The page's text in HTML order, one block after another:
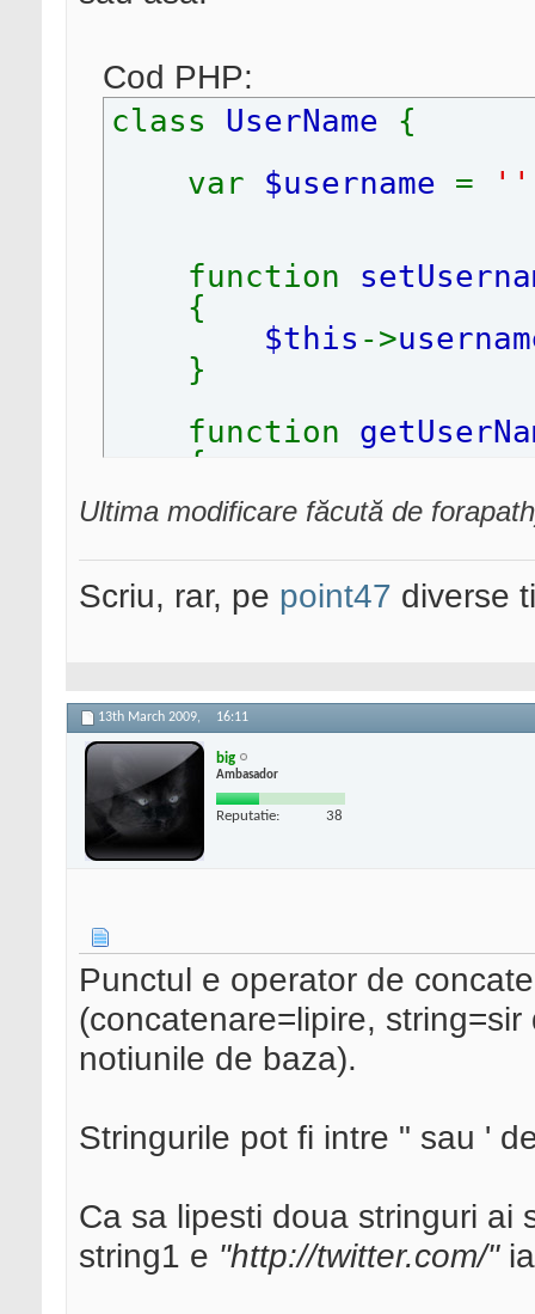
Cod PHP:
class UserName {
var $username = ''
function
{
$this ->
}
function
{
return
$this -
}
}
$twittUser->
$url
="http://
>getUserName();
Ultima modificare făcută de
Scriu, rar, pe point47 diverse
13th March 2009, 16:11
big
Ambasador
Reputatie: 38
Punctul e operator de
(concatenare=lipire,
notiunile de baza).
Stringurile pot fi intre " sau '
Ca sa lipesti doua stringuri ai
string1 e "http://twitter.com/"